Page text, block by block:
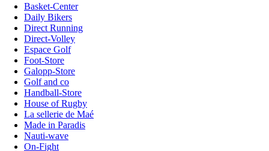
Basket-Center
Daily Bikers
Direct Running
Direct-Volley
Espace Golf
Foot-Store
Galopp-Store
Golf and co
Handball-Store
House of Rugby
La sellerie de Maé
Made in Paradis
Nauti-wave
On-Fight